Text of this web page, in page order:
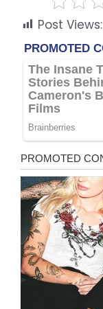
Post Views: